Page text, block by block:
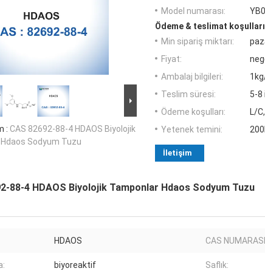
: CAS 82692-88-4 HDAOS Biyolojik
Sodyum Tuzu
Model numarası:
Ödeme & teslimat
Min sipariş miktarı:
Fiyat:
Ambalaj bilgileri:
Teslim süresi:
5-8
Ödeme koşulları:
L/
Yetenek temini:
İletişim
88-4 HDAOS Biyolojik Tamponlar Hdaos Sodyum Tuzu
HDAOS CAS
biyoreaktif Saflık: